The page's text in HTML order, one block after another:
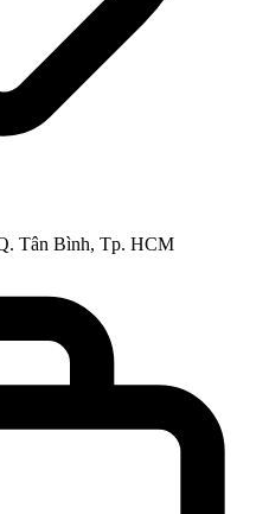
Tân Bình, Tp. HCM